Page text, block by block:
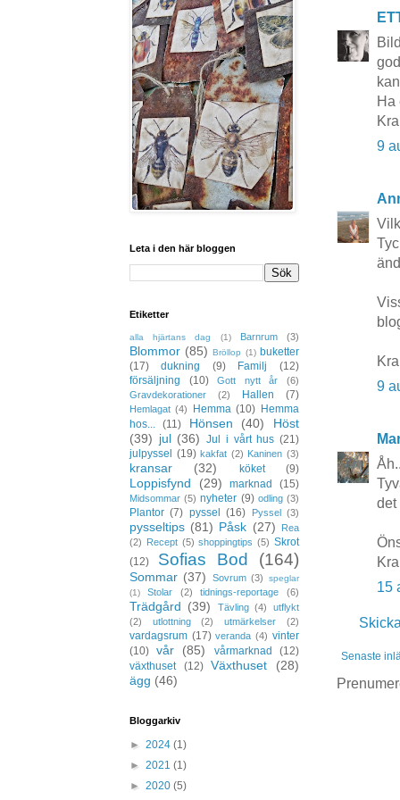
Ha
9
9
det
15
Senaste
Leta i den här bloggen
Etiketter
alla hjärtans dag (1) Barnrum (3)
Blommor (85) Bröllop (1) buketter
(17)
dukning (9) Familj
(12)
försäljning
(10) Gott nytt år
(6)
Gravdekorationer
(2) Hallen (7)
Hemlagat (4) Hemma (10) Hemma
hos...
(11) Hönsen (40)
Höst
(39) jul (36) Jul i vårt hus (21)
julpyssel
(19) kakfat (2) Kaninen (3)
kransar (32) köket (9)
Loppisfynd (29) marknad (15)
Midsommar (5) nyheter (9) odling (3)
Plantor (7) pyssel (16) Pyssel (3)
pysseltips (81) Påsk (27)
Rea
(2) Recept (5) shoppingtips (5) Skrot
(12)
Sofias Bod (164)
Sommar (37) Sovrum (3)
speglar
(1)
Stolar (2) tidnings-reportage (6)
Trädgård (39) Tävling (4)
utflykt
(2)
utlottning (2) utmärkelser (2)
vardagsrum (17) veranda (4) vinter
(10) vår (85) vårmarknad
(12)
växthuset
(12) Växthuset
(28)
ägg (46)
Bloggarkiv
► 2024 (1)
► 2021 (1)
► 2020 (5)